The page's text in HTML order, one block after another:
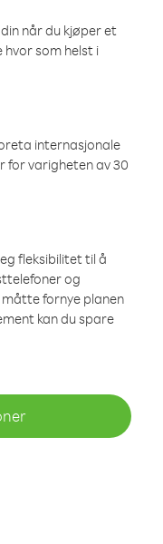
når du kjøper et
som helst i
internasjonale
for varigheten av 30
fleksibilitet til å
og
fornye planen
kan du spare